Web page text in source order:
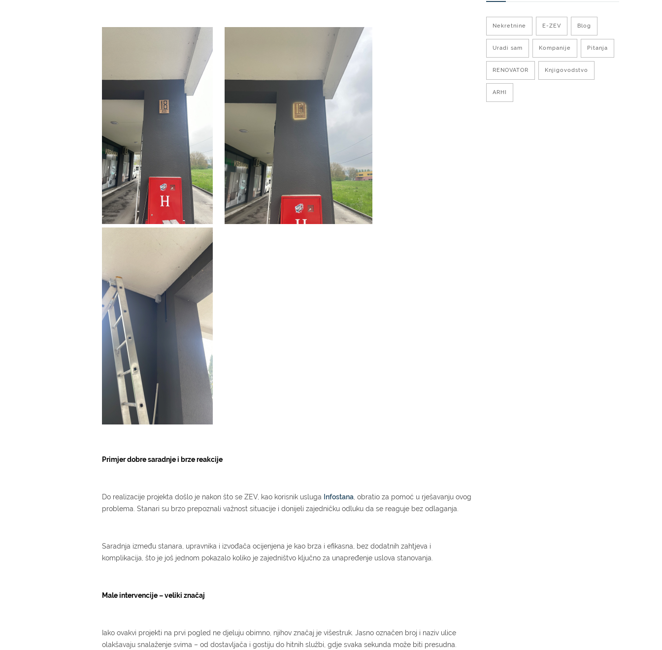
Primjer dobre saradnje i brze reakcije
Do realizacije projekta došlo je nakon što se ZEV, kao korisnik usluga Infostana , obratio za pomoć u rješavanju ovog
problema. Stanari su brzo prepoznali važnost situacije i donijeli zajedničku odluku da se reaguje bez odlaganja.
Saradnja između stanara, upravnika i izvođača ocijenjena je kao brza i efikasna, bez dodatnih zahtjeva i
komplikacija, što je još jednom pokazalo koliko je zajedništvo ključno za unapređenje uslova stanovanja.
Male intervencije – veliki značaj
Iako ovakvi projekti na prvi pogled ne djeluju obimno, njihov značaj je višestruk. Jasno označen broj i naziv ulice
olakšavaju snalaženje svima – od dostavljača i gostiju do hitnih službi, gdje svaka sekunda može biti presudna.
Nekretnine E-ZEV Blog
Uradi sam Kompanije Pitanja
RENOVATOR Knjigovodstvo
ARHI